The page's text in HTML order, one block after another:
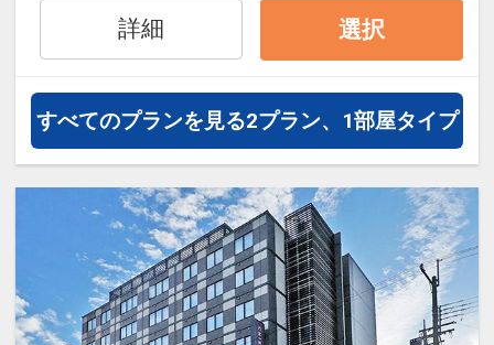
詳細 選択
すべてのプランを見る2プラン、1部屋タイプ